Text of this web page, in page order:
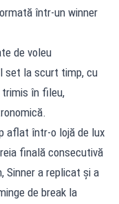
într-un winner
de voleu
set la scurt timp, cu
trimis în fileu,
aflat într-o lojă de lux
finală consecutivă
Sinner a replicat și a
de break la